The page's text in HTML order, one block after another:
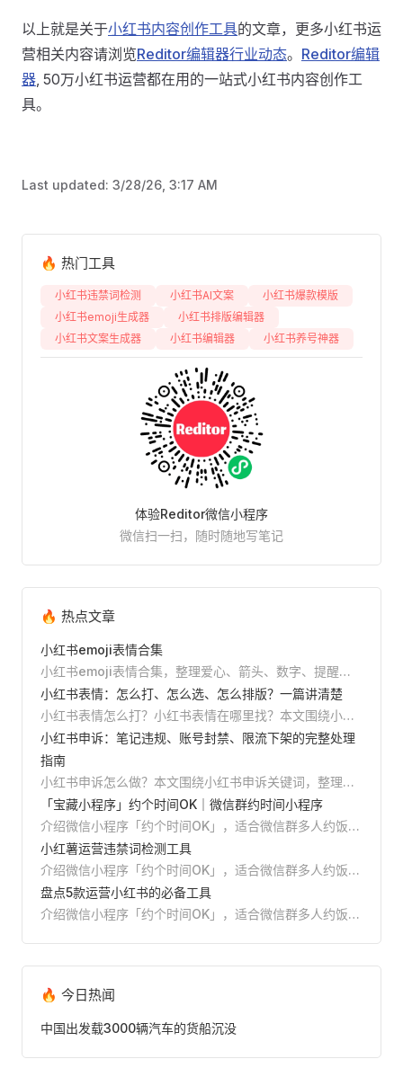
以上就是关于小红书内容创作工具的文章，更多小红书运
营相关内容请浏览Reditor编辑器行业动态。 Reditor编辑
器, 50万小红书运营都在用的一站式小红书内容创作工
具。
Last updated: 3/28/26, 3:17 AM
🔥 热门工具
小红书违禁词检测 小红书AI文案
小红书爆款模版
小红书emoji生成器
小红书排版编辑器
小红书文案生成器
小红书编辑器 小红书养号神器
体验Reditor微信小程序
微信扫一扫，随时随地写笔记
🔥 热点文章
小红书emoji表情合集
小红书emoji表情合集，整理爱心、箭头、数字、提醒、
美妆、美食、旅行、学习等常用emoji，支持直接复制，
并附小红书标题、正文和清单排版教程。
小红书表情：怎么打、怎么选、怎么排版？一篇讲清楚
小红书表情怎么打？小红书表情在哪里找？本文围绕小红
书表情关键词，整理emoji表情、特殊符号、颜文字的输
入方法、使用场景、排版技巧和避坑建议，并推荐Reditor
编辑器一键添加表情、AI排版和发布前预览。
小红书申诉：笔记违规、账号封禁、限流下架的完整处理
指南
小红书申诉怎么做？本文围绕小红书申诉关键词，整理笔
记违规、账号封禁、限流下架、误判举报等场景的申诉入
口、材料清单、文案结构和避坑方法，并介绍如何用
Reditor编辑器提前检测违规词，降低申诉成本。
「宝藏小程序」约个时间OK｜微信群约时间小程序
介绍微信小程序「约个时间OK」，适合微信群多人约饭、
桌游、运动、小组 meeting 等场景。创建活动、转发到
群，大家拖拽标出空闲时间，小程序自动计算重合度最高
的时间段，减少群里反复问时间的成本。
小红薯运营违禁词检测工具
介绍微信小程序「约个时间OK」，适合微信群多人约饭、
桌游、运动、小组 meeting 等场景。创建活动、转发到
群，大家拖拽标出空闲时间，小程序自动计算重合度最高
盘点5款运营小红书的必备工具
介绍微信小程序「约个时间OK」，适合微信群多人约饭、
🔥 今日热闻
中国出发载3000辆汽车的货船沉没